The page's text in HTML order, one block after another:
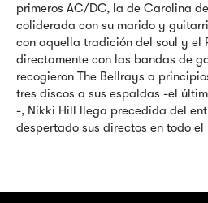
primeros AC/DC, la de Carolina
coliderada con su marido y
con aquella tradición del soul y el
directamente con las bandas de
recogieron The Bellrays a
tres discos a sus espaldas -el
-, Nikki Hill llega precedida del
despertado sus directos en todo el